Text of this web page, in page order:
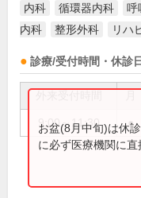
内科 循環器内科 呼
内科
整形外科 リハ
診療/受付時間・休診日
9:00～11:30 ●
お盆(8月中旬)は休
に必ず医療機関に直